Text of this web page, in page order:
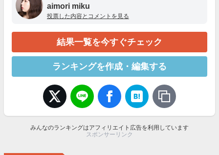
aimori miku
投票した内容とコメントを見る
結果一覧を今すぐチェック
ランキングを作成・編集する
みんなのランキングはアフィリエイト広告を利用しています
スポンサーリンク